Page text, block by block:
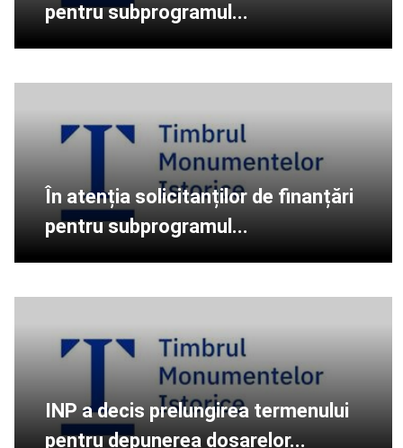
pentru subprogramul...
În atenția solicitanților de finanțări
pentru subprogramul...
INP a decis prelungirea termenului
pentru depunerea dosarelor...